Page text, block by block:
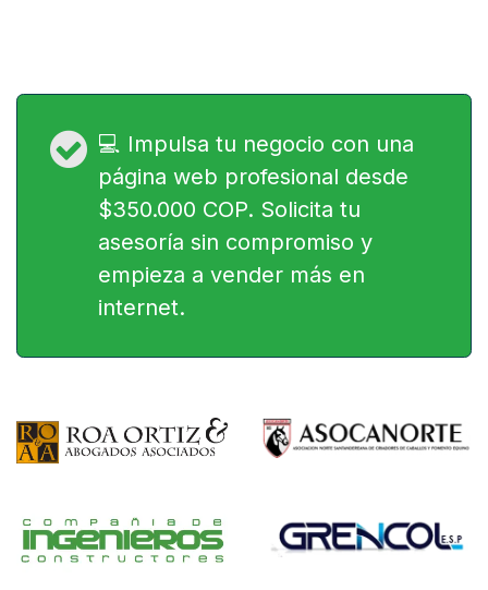
💻 Impulsa tu negocio con una
página web profesional desde
$350.000 COP. Solicita tu
asesoría sin compromiso y
empieza a vender más en
internet.